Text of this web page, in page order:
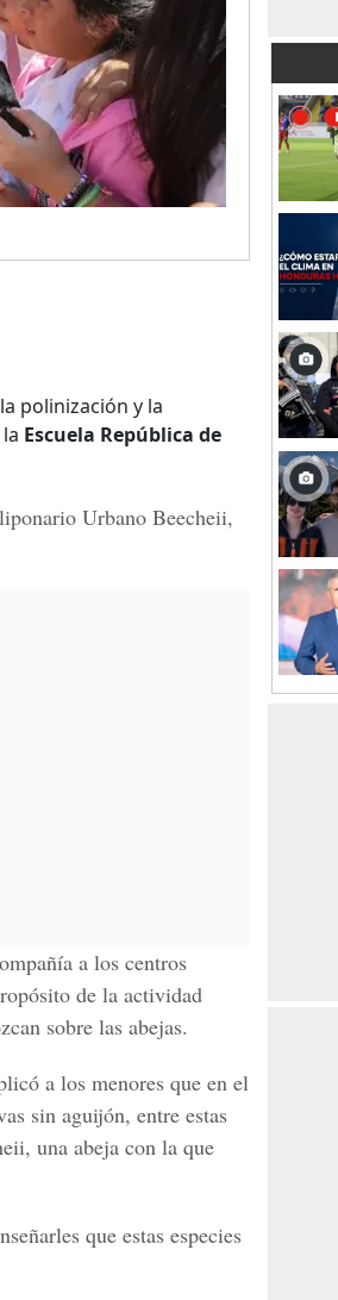
polinización y la
Escuela República de
Urbano Beecheii,
a los centros
de la actividad
sobre las abejas.
a los menores que en el
sin aguijón, entre estas
i, una abeja con la que
que estas especies